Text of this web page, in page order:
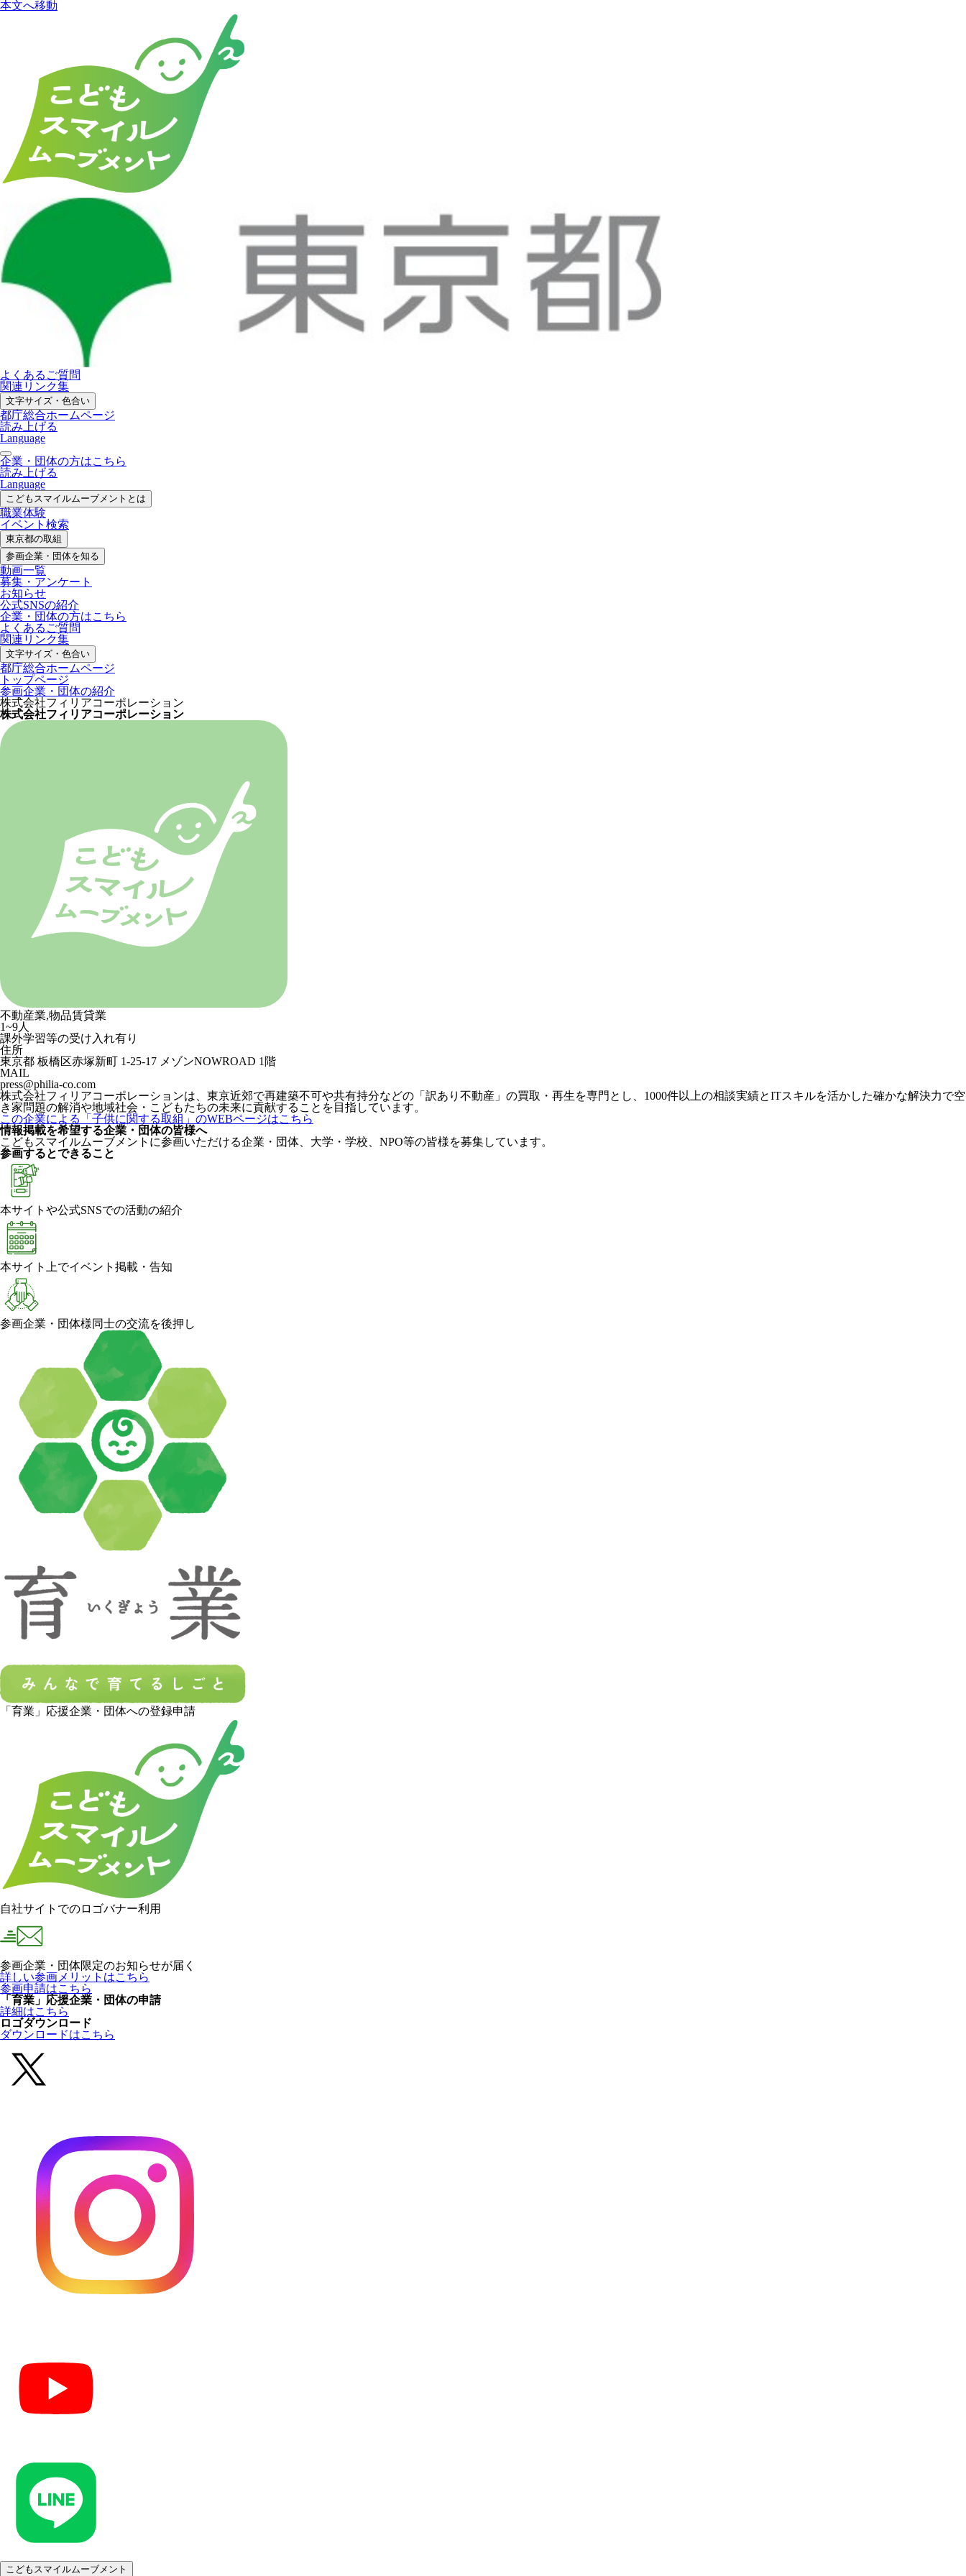
本文へ移動
よくあるご質問
関連リンク集
文字サイズ・色合い
都庁総合ホームページ
読み上げる
Language
企業・団体の方はこちら
読み上げる
Language
こどもスマイルムーブメントとは
職業体験
イベント検索
東京都の取組
参画企業・ 団体を知る
動画一覧
募集・ アンケート
お知らせ
公式SNSの紹介
企業・団体の方はこちら
よくあるご質問
関連リンク集
文字サイズ・色合い
都庁総合ホームページ
トップページ
参画企業・団体の紹介
株式会社フィリアコーポレーション
株式会社フィリアコーポレーション
不動産業,物品賃貸業
1~9人
課外学習等の受け入れ有り
住所
東京都 板橋区赤塚新町 1-25-17 メゾンNOWROAD 1階
MAIL
press@philia-co.com
株式会社フィリアコーポレーションは、東京近郊で再建築不可や共有持分などの「訳あり不動産」の買取・再生を専門とし、1000件以上の相談実績とITスキルを活かした確かな解決力で空
き家問題の解消や地域社会・こどもたちの未来に貢献することを目指しています。
この企業による「子供に関する取組」のWEBページはこちら
情報掲載を希望する企業・団体の皆様へ
こどもスマイルムーブメントに参画いただける企業・団体、大学・学校、NPO等の皆様を募集しています。
参画するとできること
本サイトや公式SNSでの活動の紹介
本サイト上でイベント掲載・告知
参画企業・団体様同士の交流を後押し
「育業」応援企業・団体への登録申請
自社サイトでのロゴバナー利用
参画企業・団体限定のお知らせが届く
詳しい参画メリットはこちら
参画申請はこちら
「育業」応援企業・団体の申請
詳細はこちら
ロゴダウンロード
ダウンロードはこちら
こどもスマイルムーブメント